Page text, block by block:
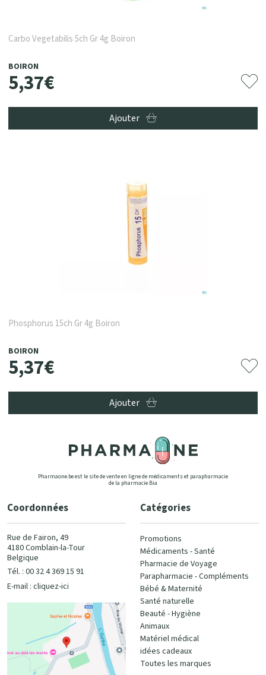
Carbo Vegetabilis 5ch Gr 4g Boiron
BOIRON
5,37€
Ajouter
Phosphorus 15ch Gr 4g Boiron
BOIRON
5,37€
Ajouter
Pharmaone.be est le site de vente en ligne de médicaments et parapharmacie
de la pharmacie Bia
Coordonnées
Rue de Fairon, 49
4180 Comblain-la-Tour
Belgique
Tél. : 00 32 4 369 15 91
E-mail : cliquez-ici
Catégories
Promotions
Médicaments - Santé
Pharmacie de Voyage
Parapharmacie - Compléments
Bébé & Maternité
Santé naturelle
Beauté - Hygiène
Animaux
Matériel médical
idées cadeaux
Toutes les marques